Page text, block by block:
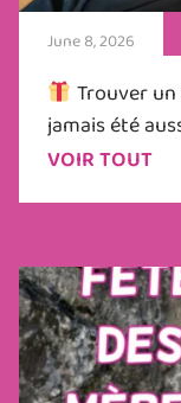
June 8, 2026
Trouver un
jamais été
VOIR TOUT